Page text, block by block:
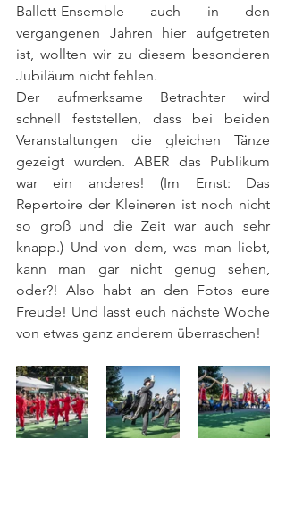
Ballett-Ensemble auch in den
vergangenen Jahren hier aufgetreten
ist, wollten wir zu diesem besonderen
Jubiläum nicht fehlen.
Der aufmerksame Betrachter wird
schnell feststellen, dass bei beiden
Veranstaltungen die gleichen Tänze
gezeigt wurden. ABER das Publikum
war ein anderes! (Im Ernst: Das
Repertoire der Kleineren ist noch nicht
so groß und die Zeit war auch sehr
knapp.) Und von dem, was man liebt,
kann man gar nicht genug sehen,
oder?! Also habt an den Fotos eure
Freude! Und lasst euch nächste Woche
von etwas ganz anderem überraschen!